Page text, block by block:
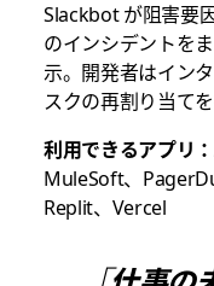
Slackbot が阻害要
のインシデントを
示。開発者はイン
スクの再割り当てを
利用できるアプリ：
MuleSoft、
Replit、Vercel